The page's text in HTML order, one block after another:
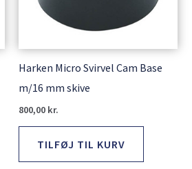
Harken Micro Svirvel Cam Base
m/16 mm skive
800,00 kr.
TILFØJ TIL KURV